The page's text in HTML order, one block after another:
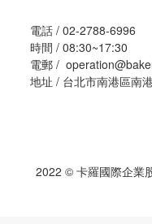
電話 / 02-2788-6996
時間 / 08:30~17:30
電郵 /
地址 / 台北市南港區南
2022 © 卡羅國際企業